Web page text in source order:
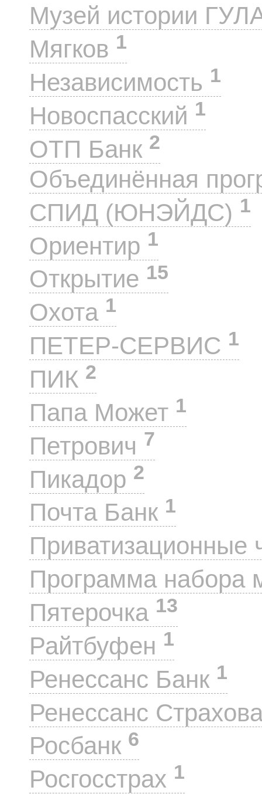
Музей истории
Мягков 1
Независимость 1
Новоспасский 1
ОТП Банк 2
Объединённая
СПИД (ЮНЭЙДС) 1
Ориентир 1
Открытие 15
Охота 1
ПЕТЕР-СЕРВИС 1
ПИК 2
Папа Может 1
Петрович 7
Пикадор 2
Почта Банк 1
Приватизационные
Программа набора
Пятерочка 13
Райтбуфен 1
Ренессанс Банк 1
Ренессанс
Росбанк 6
Росгосстрах 1